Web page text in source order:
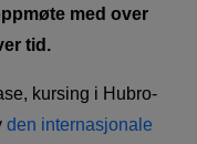
med over
tid.
kursing i Hubro-
den internasjonale